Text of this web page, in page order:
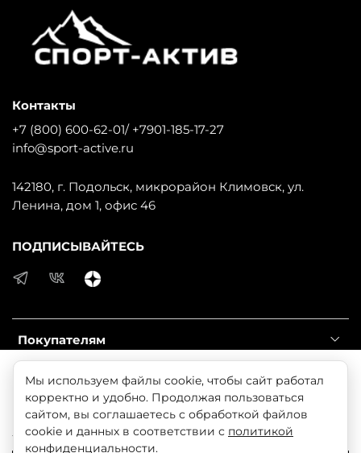
Покупателям
Информация
Справочник
Контакты
+7 (800) 600-62-01/ +7901-185-17-27
info@sport-active.ru
142180, г. Подольск, микрорайон Климовск, ул.
Ленина, дом 1, офис 46
ПОДПИСЫВАЙТЕСЬ
Продолжая использовать наш сайт, вы даете согласие
на обработку файлов cookie, которые обеспечивают
правильную работу сайта и соглашаетесь с нашей
Политикой безопасности
Мы используем файлы cookie, чтобы сайт работал
корректно и удобно. Продолжая пользоваться
сайтом, вы соглашаетесь с обработкой файлов
cookie и данных в соответствии с политикой
конфиденциальности.